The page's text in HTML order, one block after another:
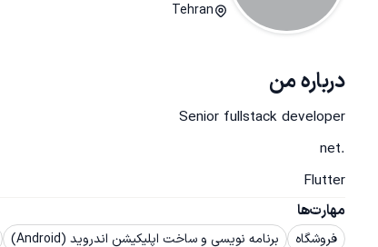
Tehran
درباره من
Flutter
مهارت‌ها
فروشگاه برنامه نویسی و ساخت اپلیکیشن اندروید (Android)